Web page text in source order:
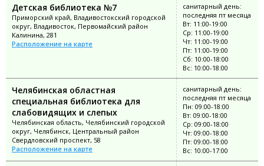
Детская библиотека №7
Приморский край, Владивостокский городской
округ, Владивосток, Первомайский район
Калинина, 281
Расположение на карте
санитарный день:
последняя пт месяца
Вт: 11:00-19:00
Ср: 11:00-19:00
Чт: 11:00-19:00
Пт: 11:00-19:00
Сб: 10:00-18:00
Вс: 10:00-18:00
Челябинская областная
специальная библиотека для
слабовидящих и слепых
Челябинская область, Челябинский городской
округ, Челябинск, Центральный район
Свердловский проспект, 58
Расположение на карте
санитарный день:
последняя пт месяца
Пн: 09:00-18:00
Вт: 09:00-18:00
Ср: 09:00-18:00
Чт: 09:00-18:00
Пт: 09:00-18:00
Вс: 10:00-17:00